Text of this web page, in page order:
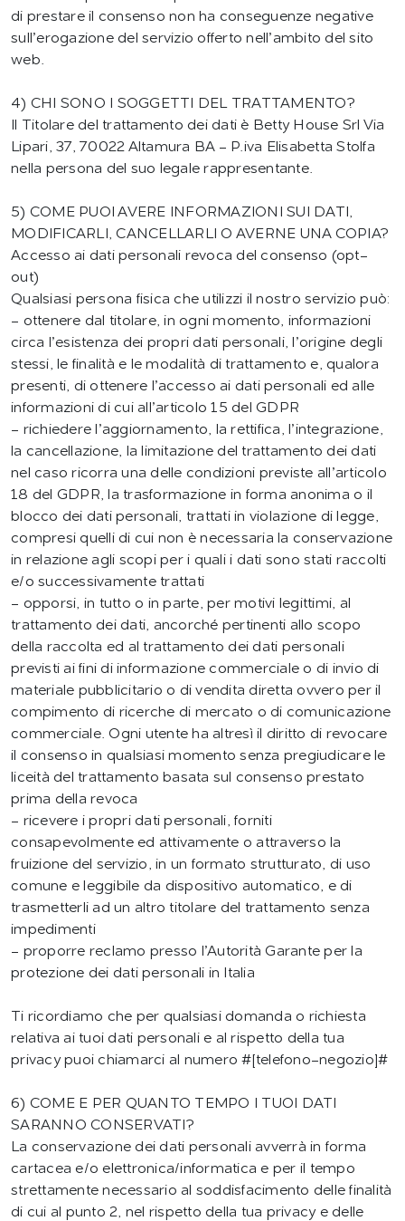
di prestare il consenso non ha conseguenze negative
sull’erogazione del servizio offerto nell’ambito del sito
web.
4) CHI SONO I SOGGETTI DEL TRATTAMENTO?
Il Titolare del trattamento dei dati è Betty House Srl Via
Lipari, 37, 70022 Altamura BA - P.iva Elisabetta Stolfa
nella persona del suo legale rappresentante.
5) COME PUOI AVERE INFORMAZIONI SUI DATI,
MODIFICARLI, CANCELLARLI O AVERNE UNA COPIA?
Accesso ai dati personali revoca del consenso (opt-
out)
Qualsiasi persona fisica che utilizzi il nostro servizio può:
- ottenere dal titolare, in ogni momento, informazioni
circa l’esistenza dei propri dati personali, l’origine degli
stessi, le finalità e le modalità di trattamento e, qualora
presenti, di ottenere l’accesso ai dati personali ed alle
informazioni di cui all’articolo 15 del GDPR
- richiedere l’aggiornamento, la rettifica, l’integrazione,
la cancellazione, la limitazione del trattamento dei dati
nel caso ricorra una delle condizioni previste all’articolo
18 del GDPR, la trasformazione in forma anonima o il
blocco dei dati personali, trattati in violazione di legge,
compresi quelli di cui non è necessaria la conservazione
in relazione agli scopi per i quali i dati sono stati raccolti
e/o successivamente trattati
- opporsi, in tutto o in parte, per motivi legittimi, al
trattamento dei dati, ancorché pertinenti allo scopo
della raccolta ed al trattamento dei dati personali
previsti ai fini di informazione commerciale o di invio di
materiale pubblicitario o di vendita diretta ovvero per il
compimento di ricerche di mercato o di comunicazione
commerciale. Ogni utente ha altresì il diritto di revocare
il consenso in qualsiasi momento senza pregiudicare le
liceità del trattamento basata sul consenso prestato
prima della revoca
- ricevere i propri dati personali, forniti
consapevolmente ed attivamente o attraverso la
fruizione del servizio, in un formato strutturato, di uso
comune e leggibile da dispositivo automatico, e di
trasmetterli ad un altro titolare del trattamento senza
impedimenti
- proporre reclamo presso l’Autorità Garante per la
protezione dei dati personali in Italia
Ti ricordiamo che per qualsiasi domanda o richiesta
relativa ai tuoi dati personali e al rispetto della tua
privacy puoi chiamarci al numero #[telefono-negozio]#
6) COME E PER QUANTO TEMPO I TUOI DATI
SARANNO CONSERVATI?
La conservazione dei dati personali avverrà in forma
cartacea e/o elettronica/informatica e per il tempo
strettamente necessario al soddisfacimento delle finalità
di cui al punto 2, nel rispetto della tua privacy e delle